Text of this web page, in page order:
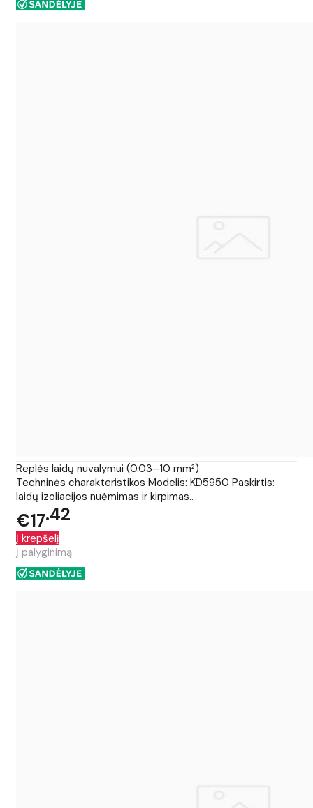
Replės laidų nuvalymui (0.03–10 mm²)
Techninės charakteristikos Modelis: KD5950 Paskirtis:
laidų izoliacijos nuėmimas ir kirpimas..
€17 42
Į krepšelį
Į palyginimą